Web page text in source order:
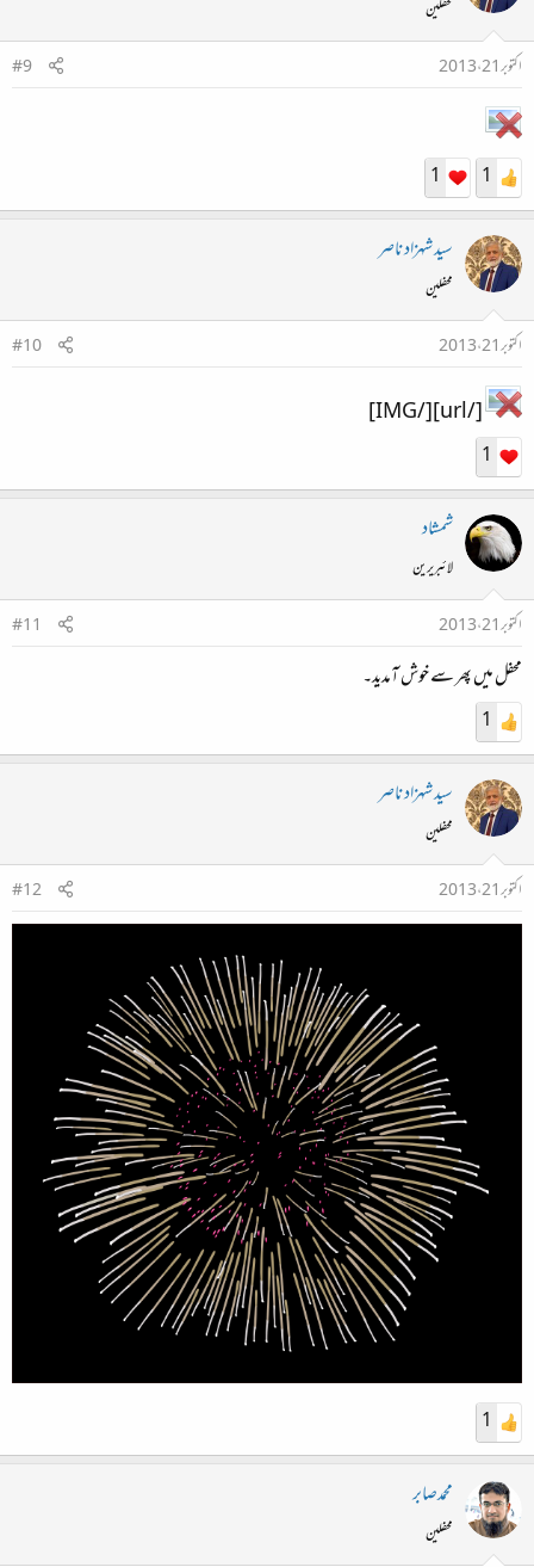
محفلین
اکتوبر 21، 2013
#9
1
1
سید شہزاد ناصر
محفلین
اکتوبر 21، 2013
#10
[/url][/IMG]
1
شمشاد
لائبریرین
اکتوبر 21، 2013
#11
محفل میں پھر سے خوش آمدید۔
1
سید شہزاد ناصر
محفلین
اکتوبر 21، 2013
#12
1
محمدصابر
محفلین